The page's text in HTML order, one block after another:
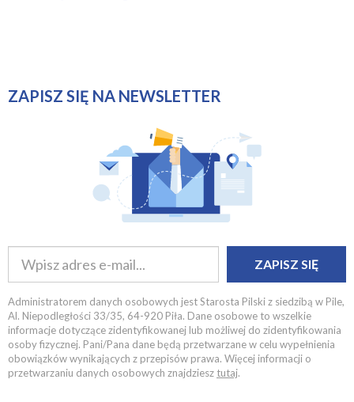
ZAPISZ SIĘ NA NEWSLETTER
ZAPISZ SIĘ
Administratorem danych osobowych jest Starosta Pilski z siedzibą w Pile,
Al. Niepodległości 33/35, 64-920 Piła. Dane osobowe to wszelkie
informacje dotyczące zidentyfikowanej lub możliwej do zidentyfikowania
osoby fizycznej. Pani/Pana dane będą przetwarzane w celu wypełnienia
obowiązków wynikających z przepisów prawa. Więcej informacji o
przetwarzaniu danych osobowych znajdziesz tutaj.